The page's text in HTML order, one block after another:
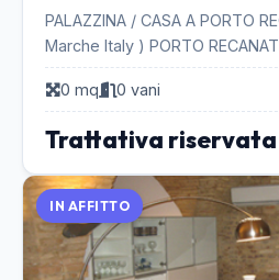
PALAZZINA / CASA A PORTO
Marche Italy ) PORTO RECANATI (Riviera Adriatica del
Conero), PRIVATO VENDE
dime...
0 mq 0 vani
Trattativa riservata
IN AFFITTO